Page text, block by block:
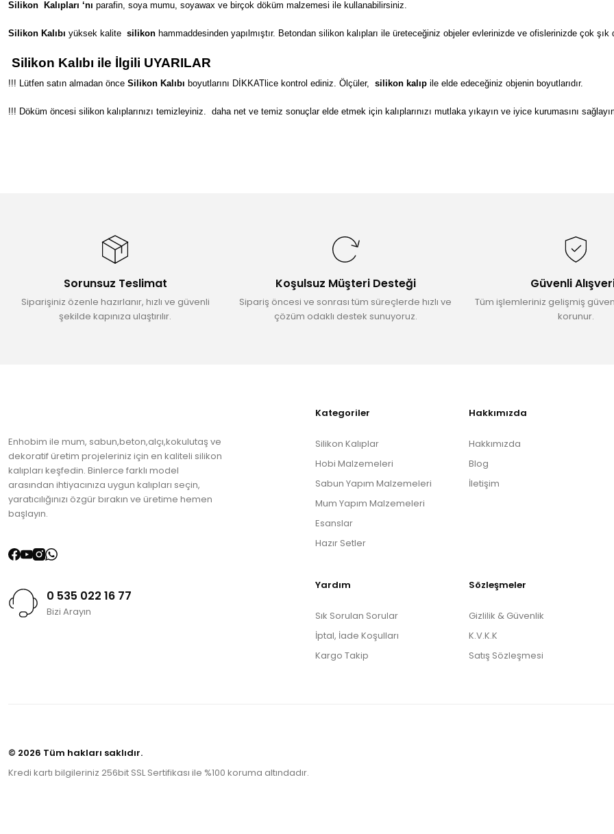
Silikon Kalıpları ‘nı parafin, soya mumu, soyawax ve birçok döküm malzemesi ile kullanabilirsiniz.
Silikon Kalıbı yüksek kalite silikon hammaddesinden yapılmıştır. Betondan silikon kalıpları ile üreteceğiniz objeler evlerinizde ve ofislerinizde çok
Silikon Kalıbı ile İlgili UYARILAR
!!! Lütfen satın almadan önce Silikon Kalıbı boyutlarını DİKKATlice kontrol ediniz. Ölçüler, silikon kalıp ile elde edeceğiniz objenin boyutlarıdır.
!!! Döküm öncesi silikon kalıplarınızı temizleyiniz. daha net ve temiz sonuçlar elde etmek için kalıplarınızı mutlaka yıkayın ve iyice kurumasını
Ürün açıklamasında eksik bilgiler bulunuyor.
Ürün fiyatı diğer sitelerden daha pahalı.
Bu ürüne benzer farklı alternatifler olmalı.
Sorunsuz Teslimat
Siparişiniz özenle hazırlanır, hızlı ve güvenli
şekilde kapınıza ulaştırılır.
Koşulsuz Müşteri Desteği
Sipariş öncesi ve sonrası tüm süreçlerde hızlı ve
çözüm odaklı destek sunuyoruz.
Güvenli
Tüm işlemleriniz gelişmiş
korunur.
Enhobim ile mum, sabun,beton,alçı,kokulutaş ve
dekoratif üretim projeleriniz için en kaliteli silikon
kalıpları keşfedin. Binlerce farklı model
arasından ihtiyacınıza uygun kalıpları seçin,
yaratıcılığınızı özgür bırakın ve üretime hemen
başlayın.
0 535 022 16 77
Bizi Arayın
Kategoriler
Silikon Kalıplar
Hobi Malzemeleri
Sabun Yapım Malzemeleri
Mum Yapım Malzemeleri
Esanslar
Hazır Setler
Hakkımızda
Hakkımızda
Blog
İletişim
Yardım
Sık Sorulan Sorular
İptal, İade Koşulları
Kargo Takip
Sözleşmeler
Gizlilik & Güvenlik
K.V.K.K
Satış Sözleşmesi
© 2026 Tüm hakları saklıdır.
Kredi kartı bilgileriniz 256bit SSL Sertifikası ile %100 koruma altındadır.